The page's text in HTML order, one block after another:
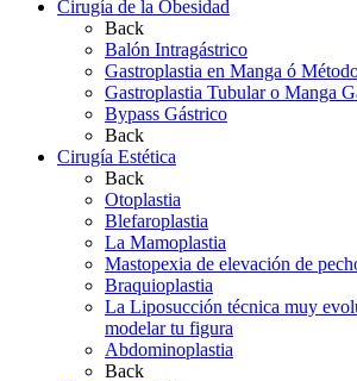
Cirugía de la Obesidad
Back
Balón Intragástrico
Gastroplastia en Manga ó
Gastroplastia Tubular o Manga
Bypass Gástrico
Back
Cirugía Estética
Back
Otoplastia
Blefaroplastia
La Mamoplastia
Mastopexia de elevación de
Braquioplastia
La Liposucción técnica muy
modelar tu figura
Abdominoplastia
Back